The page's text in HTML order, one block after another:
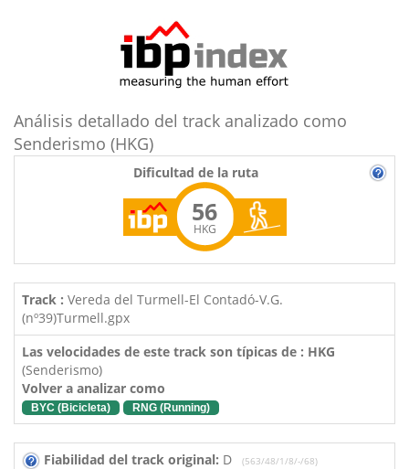
Análisis detallado del track analizado como
Senderismo (HKG)
Dificultad de la ruta
56
HKG
Track : Vereda del Turmell-El Contadó-V.G.
(nº39)Turmell.gpx
Las velocidades de este track son típicas de : HKG
(Senderismo)
Volver a analizar como
BYC (Bicicleta) RNG (Running)
Fiabilidad del track original: D (563/48/1/8/-/68)